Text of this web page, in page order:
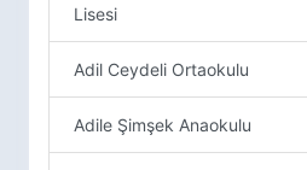
Lisesi
Adil Ceydeli Ortaokulu
Adile Şimşek Anaokulu